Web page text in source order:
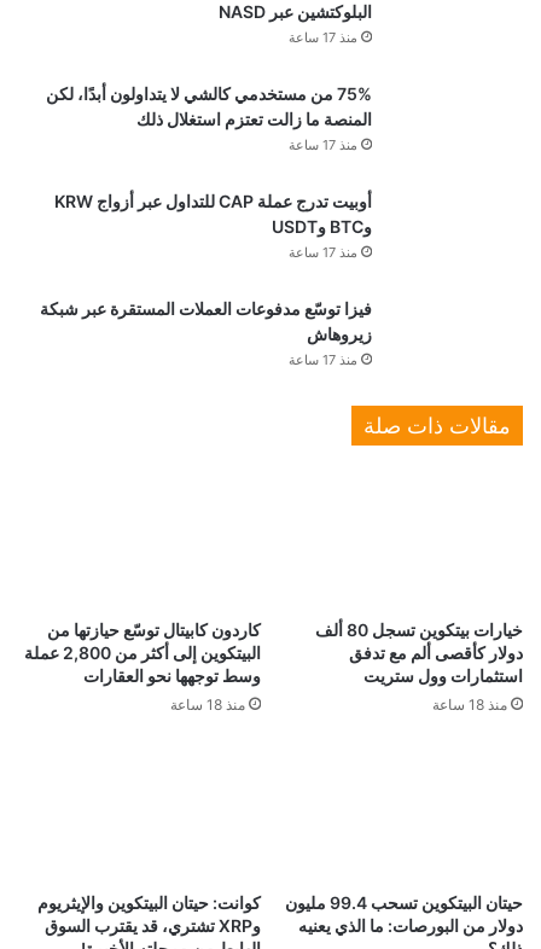
البلوكتشين عبر NASD
منذ 17 ساعة
75% من مستخدمي كالشي لا يتداولون أبدًا، لكن
المنصة ما زالت تعتزم استغلال ذلك
منذ 17 ساعة
أوبيت تدرج عملة CAP للتداول عبر أزواج KRW
وBTC وUSDT
منذ 17 ساعة
فيزا توسّع مدفوعات العملات المستقرة عبر شبكة
زيروهاش
منذ 17 ساعة
مقالات ذات صلة
خيارات بيتكوين تسجل 80 ألف
دولار كأقصى ألم مع تدفق
استثمارات وول ستريت
منذ 18 ساعة
كاردون كابيتال توسّع حيازتها من
البيتكوين إلى أكثر من 2,800 عملة
وسط توجهها نحو العقارات
منذ 18 ساعة
حيتان البيتكوين تسحب 99.4 مليون
دولار من البورصات: ما الذي يعنيه
كوانت: حيتان البيتكوين والإيثريوم
وXRP تشتري، قد يقترب السوق